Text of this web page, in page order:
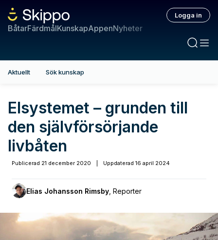
BåtarFärdmålKunskapAppenNyheter
Logga in
Aktuellt Sök kunskap
Elsystemet – grunden till
den självförsörjande
livbåten
Publicerad 21 december 2020 Uppdaterad 16 april 2024
Elias Johansson Rimsby Reporter